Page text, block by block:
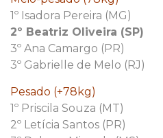
1º Isadora Pereira (MG)
2º Beatriz Oliveira (SP)
3º Ana Camargo (PR)
3º Gabrielle de Melo (RJ)
Pesado (+78kg)
1º Priscila Souza (MT)
2º Letícia Santos (PR)